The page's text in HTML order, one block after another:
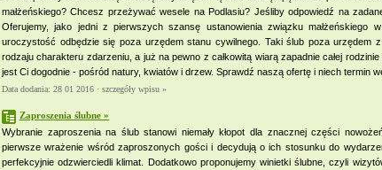
małżeńskiego? Chcesz przeżywać wesele na Podlasiu? Jeśliby odpowiedź na
Oferujemy, jako jedni z pierwszych szansę ustanowienia związku małżeńskiego
uroczystość odbędzie się poza urzędem stanu cywilnego. Taki ślub poza urzędem
rodzaju charakteru zdarzeniu, a już na pewno z całkowitą wiarą zapadnie całej
jest Ci dogodnie - pośród natury, kwiatów i drzew. Sprawdź naszą ofertę i niech termin
Data dodania: 28 01 2016 · szczegóły wpisu »
Zaproszenia ślubne »
Wybranie zaproszenia na ślub stanowi niemały kłopot dla znacznej części
pierwsze wrażenie wśród zaproszonych gości i decydują o ich stosunku do
perfekcyjnie odzwierciedli klimat. Dodatkowo proponujemy winietki ślubne, czyli